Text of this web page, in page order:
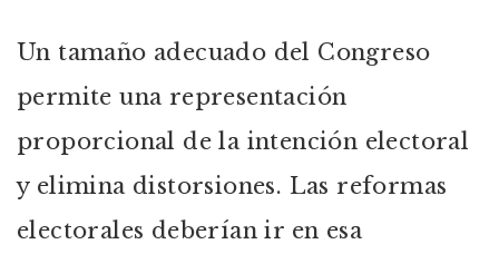
Un tamaño adecuado del Congreso
permite una representación
proporcional de la intención electoral
y elimina distorsiones. Las reformas
electorales deberían ir en esa